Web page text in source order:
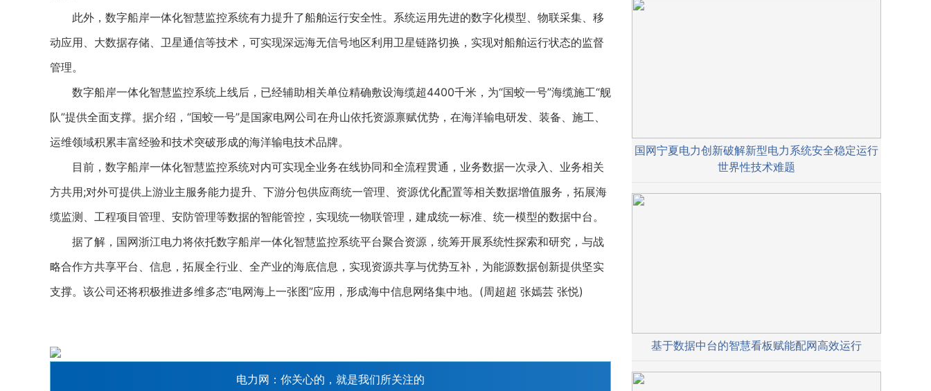
此外，数字船岸一体化智慧监控系统有力提升了船舶运行安全性。系统运用先进的数字化模型、物联采集、移
动应用、大数据存储、卫星通信等技术，可实现深远海无信号地区利用卫星链路切换，实现对船舶运行状态的监督
管理。
数字船岸一体化智慧监控系统上线后，已经辅助相关单位精确敷设海缆超4400千米，为“国蛟一号”海缆施工“舰
队”提供全面支撑。据介绍，“国蛟一号”是国家电网公司在舟山依托资源禀赋优势，在海洋输电研发、装备、施工、
运维领域积累丰富经验和技术突破形成的海洋输电技术品牌。
目前，数字船岸一体化智慧监控系统对内可实现全业务在线协同和全流程贯通，业务数据一次录入、业务相关
方共用;对外可提供上游业主服务能力提升、下游分包供应商统一管理、资源优化配置等相关数据增值服务，拓展海
缆监测、工程项目管理、安防管理等数据的智能管控，实现统一物联管理，建成统一标准、统一模型的数据中台。
据了解，国网浙江电力将依托数字船岸一体化智慧监控系统平台聚合资源，统筹开展系统性探索和研究，与战
略合作方共享平台、信息，拓展全行业、全产业的海底信息，实现资源共享与优势互补，为能源数据创新提供坚实
支撑。该公司还将积极推进多维多态“电网海上一张图”应用，形成海中信息网络集中地。(周超超 张嫣芸 张悦)
电力网：你关心的，就是我们所关注的
国网宁夏电力创新破解新型电力系统安全稳定运行
世界性技术难题
基于数据中台的智慧看板赋能配网高效运行